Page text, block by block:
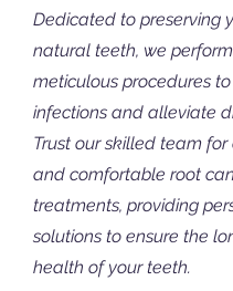
Dedicated to preserving
natural teeth, we perform
meticulous procedures
infections and alleviate
Trust our skilled team for
and comfortable root
treatments, providing
solutions to ensure the
health of your teeth.